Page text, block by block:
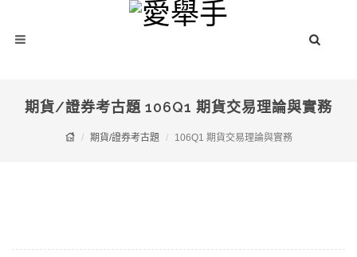
期貨/證券考古題 106Q1 期貨交易理論與實務
期貨/證券考古題 106Q1 期貨交易理論與實務